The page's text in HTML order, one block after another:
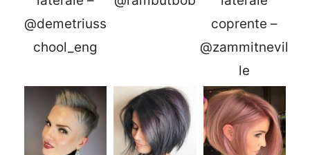
@demetriuss
chool_eng
coprente –
@zammitnevil
le